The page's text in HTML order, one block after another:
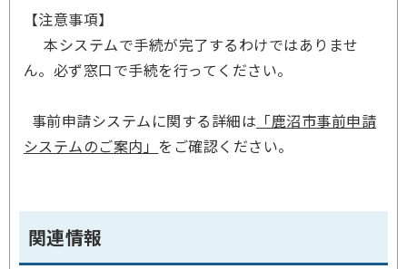
【注意事項】
本システムで手続が完了するわけではありませ
ん。必ず窓口で手続を行ってください。
事前申請システムに関する詳細は 「鹿沼市事前申請
システムのご案内」 をご確認ください。
関連情報